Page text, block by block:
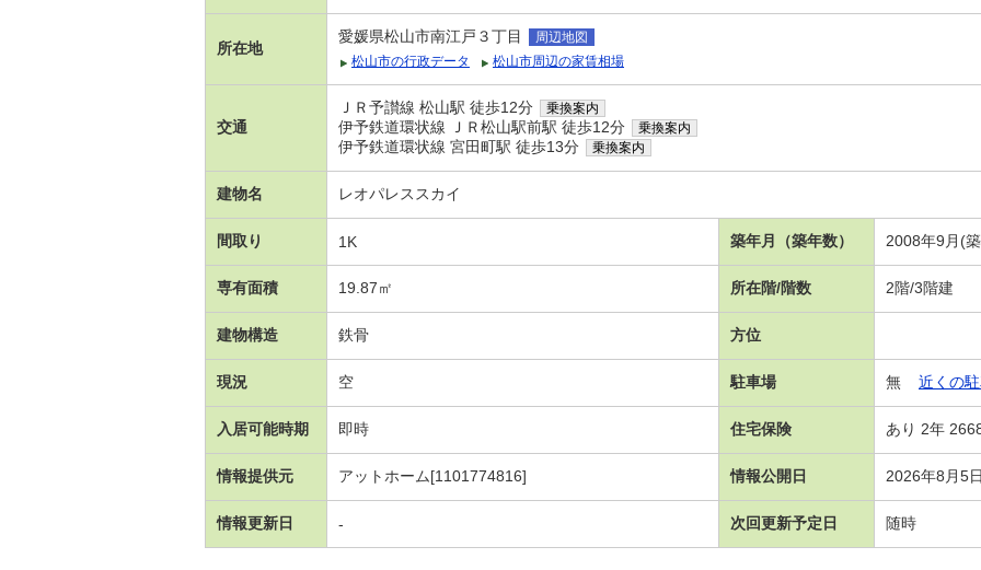
所在地
愛媛県松山市南江戸３丁目
周辺地図
松山市の行政データ
松山市周辺の家賃相場
交通
ＪＲ予讃線 松山駅 徒歩12分 乗換案内
伊予鉄道環状線 ＪＲ松山駅前駅 徒歩12分 乗換案内
伊予鉄道環状線 宮田町駅 徒歩13分 乗換案内
建物名 レオパレススカイ
間取り 1K 築年月（築年数） 2008年9月(
専有面積 19.87㎡ 所在階/階数 2階/3階建
建物構造 鉄骨 方位
現況 空 駐車場 無 近くの
入居可能時期 即時 住宅保険 あり 2年
情報提供元 アットホーム[1101774816] 情報公開日 2026年8月5
情報更新日 - 次回更新予定日 随時